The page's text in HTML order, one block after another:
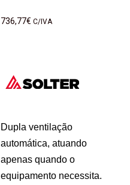
736,77€ C/IVA
Dupla ventilação
automática, atuando
apenas quando o
equipamento necessita.